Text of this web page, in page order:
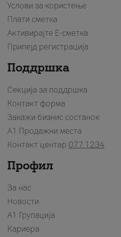
Услови за користење
Плати сметка
Активирајте Е-сметка
Припејд регистрација
Поддршка
Секција за поддршка
Контакт форма
Закажи бизнис состанок
A1 Продажни места
Контакт центар 077 1234
Профил
За нас
Новости
А1 Групација
Кариера